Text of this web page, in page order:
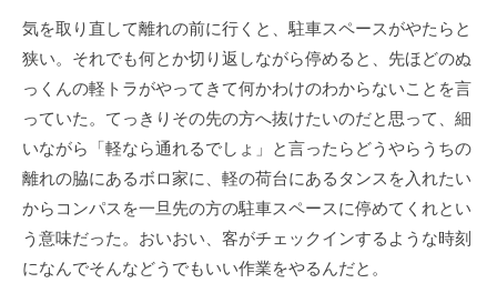
気を取り直して離れの前に行くと、駐車スペースがやたらと
狭い。それでも何とか切り返しながら停めると、先ほどのぬ
っくんの軽トラがやってきて何かわけのわからないことを言
っていた。てっきりその先の方へ抜けたいのだと思って、細
いながら「軽なら通れるでしょ」と言ったらどうやらうちの
離れの脇にあるボロ家に、軽の荷台にあるタンスを入れたい
からコンパスを一旦先の方の駐車スペースに停めてくれとい
う意味だった。おいおい、客がチェックインするような時刻
になんでそんなどうでもいい作業をやるんだと。